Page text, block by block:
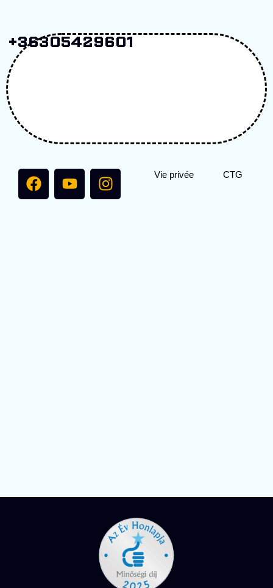
+36305429601
Vie privée CTG